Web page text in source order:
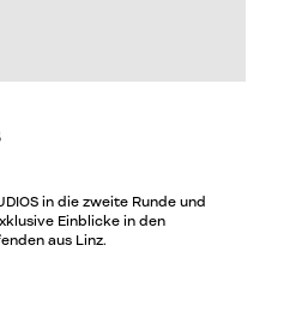
in die zweite Runde und
Einblicke in den
aus Linz.